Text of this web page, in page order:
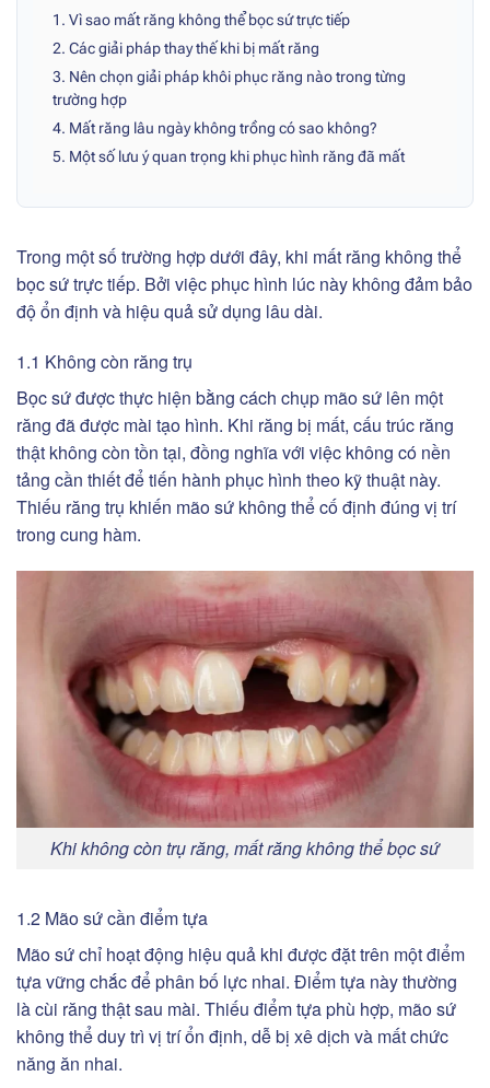
1. Vì sao mất răng không thể bọc sứ trực tiếp
2. Các giải pháp thay thế khi bị mất răng
3. Nên chọn giải pháp khôi phục răng nào trong từng
trường hợp
4. Mất răng lâu ngày không trồng có sao không?
5. Một số lưu ý quan trọng khi phục hình răng đã mất
Trong một số trường hợp dưới đây, khi mất răng không thể
bọc sứ trực tiếp. Bởi việc phục hình lúc này không đảm bảo
độ ổn định và hiệu quả sử dụng lâu dài.
1.1 Không còn răng trụ
Bọc sứ được thực hiện bằng cách chụp mão sứ lên một
răng đã được mài tạo hình. Khi răng bị mất, cấu trúc răng
thật không còn tồn tại, đồng nghĩa với việc không có nền
tảng cần thiết để tiến hành phục hình theo kỹ thuật này.
Thiếu răng trụ khiến mão sứ không thể cố định đúng vị trí
trong cung hàm.
Khi không còn trụ răng, mất răng không thể bọc sứ
1.2 Mão sứ cần điểm tựa
Mão sứ chỉ hoạt động hiệu quả khi được đặt trên một điểm
tựa vững chắc để phân bố lực nhai. Điểm tựa này thường
là cùi răng thật sau mài. Thiếu điểm tựa phù hợp, mão sứ
không thể duy trì vị trí ổn định, dễ bị xê dịch và mất chức
năng ăn nhai.